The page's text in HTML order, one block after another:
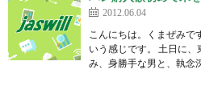
2012.06.04
こんにちは。くまぜみで
いう感じです。 土日に
み、身勝手な男と、執念